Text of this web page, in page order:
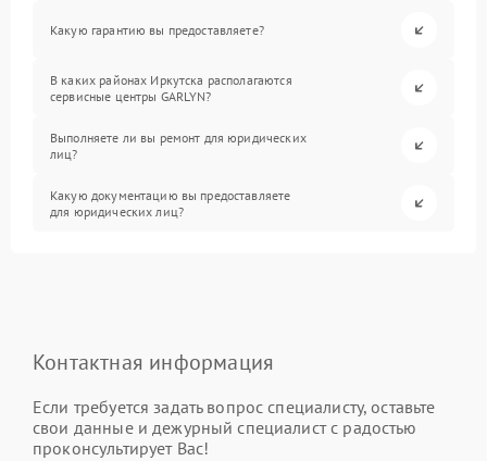
Какую гарантию вы предоставляете?
В каких районах Иркутска располагаются
сервисные центры GARLYN?
Выполняете ли вы ремонт для юридических
лиц?
Какую документацию вы предоставляете
для юридических лиц?
Контактная информация
Если требуется задать вопрос специалисту, оставьте
свои данные и дежурный специалист с радостью
проконсультирует Вас!